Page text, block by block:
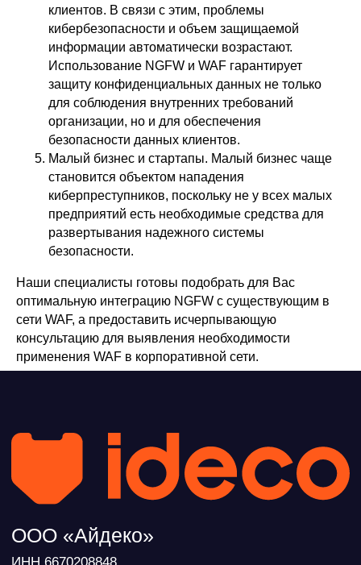
клиентов. В связи с этим, проблемы
кибербезопасности и объем защищаемой
информации автоматически возрастают.
Использование NGFW и WAF гарантирует
защиту конфиденциальных данных не только
для соблюдения внутренних требований
организации, но и для обеспечения
безопасности данных клиентов.
Малый бизнес и стартапы. Малый бизнес чаще
становится объектом нападения
киберпреступников, поскольку не у всех малых
предприятий есть необходимые средства для
развертывания надежного системы
безопасности.
Наши специалисты готовы подобрать для Вас
оптимальную интеграцию NGFW с существующим в
сети WAF, а предоставить исчерпывающую
консультацию для выявления необходимости
применения WAF в корпоративной сети.